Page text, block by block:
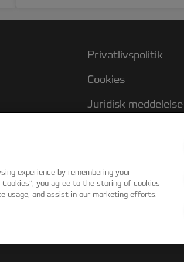
Privatlivspolitik
Cookies
Juridisk meddelelse
experience by remembering your
you agree to the storing of cookies
usage, and assist in our marketing efforts.